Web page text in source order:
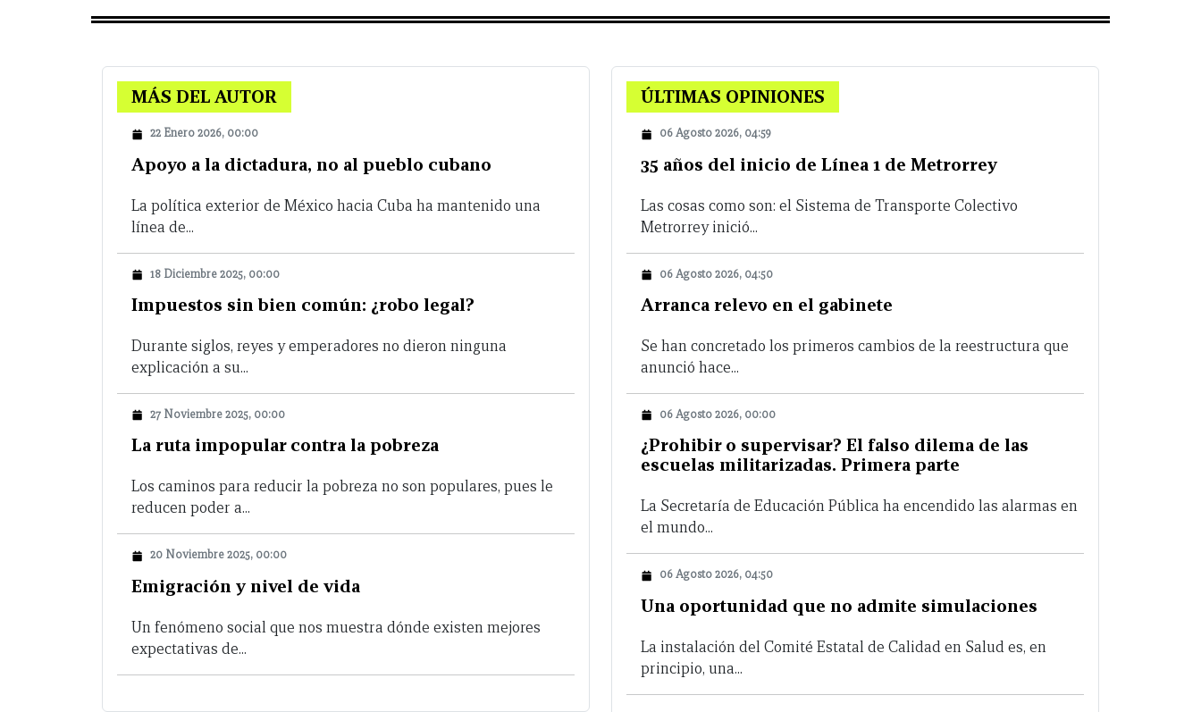
MÁS DEL AUTOR
22 Enero 2026, 00:00
Apoyo a la dictadura, no al pueblo cubano
La política exterior de México hacia Cuba ha mantenido una
línea de...
18 Diciembre 2025, 00:00
Impuestos sin bien común: ¿robo legal?
Durante siglos, reyes y emperadores no dieron ninguna
explicación a su...
27 Noviembre 2025, 00:00
La ruta impopular contra la pobreza
Los caminos para reducir la pobreza no son populares, pues le
reducen poder a...
20 Noviembre 2025, 00:00
Emigración y nivel de vida
Un fenómeno social que nos muestra dónde existen mejores
expectativas de...
ÚLTIMAS OPINIONES
06 Agosto 2026, 04:59
35 años del inicio de Línea 1 de Metrorrey
Las cosas como son: el Sistema de Transporte Colectivo
Metrorrey inició...
06 Agosto 2026, 04:50
Arranca relevo en el gabinete
Se han concretado los primeros cambios de la reestructura que
anunció hace...
06 Agosto 2026, 00:00
¿Prohibir o supervisar? El falso dilema de las
escuelas militarizadas. Primera parte
La Secretaría de Educación Pública ha encendido las alarmas en
el mundo...
06 Agosto 2026, 04:50
Una oportunidad que no admite simulaciones
La instalación del Comité Estatal de Calidad en Salud es, en
principio, una...